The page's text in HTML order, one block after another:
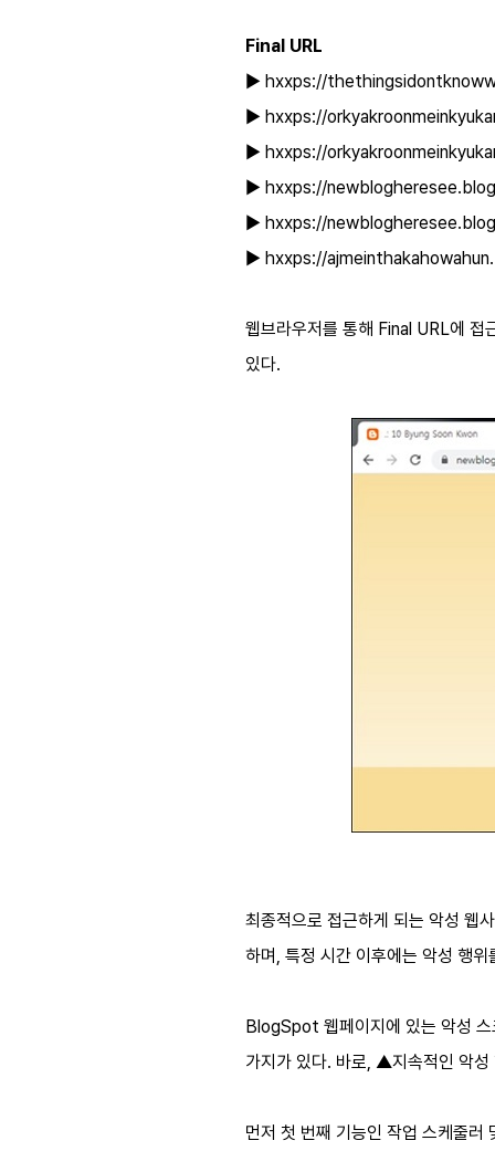
Final URL
▶ hxxps://
▶ hxxps://
▶ hxxps://
▶ hxxps://
▶ hxxps://
▶ hxxps://
웹브라우저를 통해 Final URL에 접
있다.
최종적으로 접근하게 되는 악성 웹
하며, 특정 시간 이후에는 악성 행
BlogSpot 웹페이지에 있는 악성 스
가지가 있다. 바로, ▲지속적인 악
먼저 첫 번째 기능인 작업 스케줄